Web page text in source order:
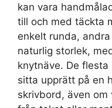
kan vara
till och med täckta
enkelt runda,
naturlig storlek,
knytnäve. De
sitta upprätt på en
skrivbord, även